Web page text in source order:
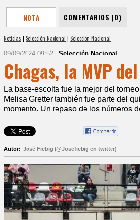
NOTA COMENTARIOS (0)
Noticias | Selección Nacional | Selección Nacional
09/09/2024 09:52 | Selección Nacional
Chagas, la MVP
La base-escolta fue la mejor del
Melisa Gretter también fue parte del
momento. Un repaso de los números
Autor: José Fiebig (@Josefiebig en twitter)